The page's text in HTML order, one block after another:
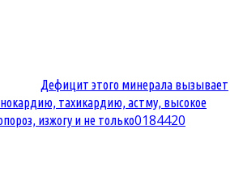
Дефицит этого минерала вызывает
тахикардию, астму, высокое
изжогу и не только0184420